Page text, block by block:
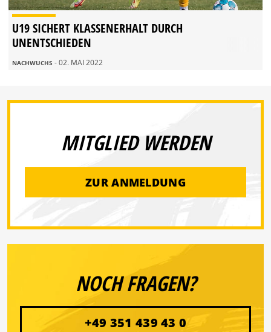
U19 SICHERT KLASSENERHALT DURCH
UNENTSCHIEDEN
NACHWUCHS - 02. MAI 2022
MITGLIED WERDEN
ZUR ANMELDUNG
NOCH FRAGEN?
+49 351 439 43 0